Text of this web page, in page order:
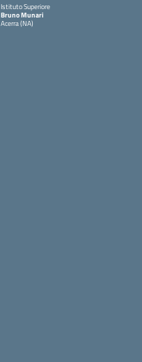
Istituto Superiore
Bruno Munari
Acerra (NA)